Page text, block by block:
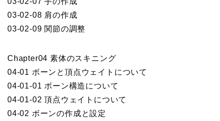
03-02-08 肩の作成
03-02-09 関節の調整
Chapter04 素体のスキニング
04-01 ボーンと頂点ウェイトについて
04-01-01 ボーン構造について
04-01-02 頂点ウェイトについて
04-02 ボーンの作成と設定